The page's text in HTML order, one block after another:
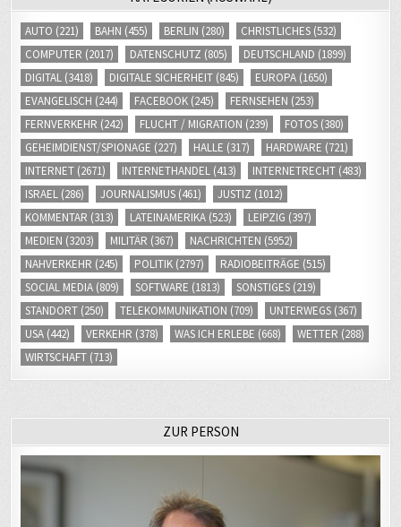
AUTO (221) BAHN (455) BERLIN (280) CHRISTLICHES (532)
COMPUTER (2017) DATENSCHUTZ (805) DEUTSCHLAND (1899)
DIGITAL (3418) DIGITALE SICHERHEIT (845) EUROPA (1650)
EVANGELISCH (244) FACEBOOK (245) FERNSEHEN (253)
FERNVERKEHR (242) FLUCHT / MIGRATION (239) FOTOS (380)
GEHEIMDIENST/SPIONAGE (227) HALLE (317) HARDWARE (721)
INTERNET (2671) INTERNETHANDEL (413) INTERNETRECHT (483)
ISRAEL (286) JOURNALISMUS (461) JUSTIZ (1012)
KOMMENTAR (313) LATEINAMERIKA (523) LEIPZIG (397)
MEDIEN (3203) MILITÄR (367) NACHRICHTEN (5952)
NAHVERKEHR (245) POLITIK (2797) RADIOBEITRÄGE (515)
SOCIAL MEDIA (809) SOFTWARE (1813) SONSTIGES (219)
STANDORT (250) TELEKOMMUNIKATION (709) UNTERWEGS (367)
USA (442) VERKEHR (378) WAS ICH ERLEBE (668) WETTER (288)
WIRTSCHAFT (713)
ZUR PERSON